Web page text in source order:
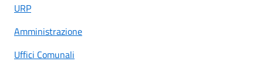
URP
Amministrazione
Uffici Comunali